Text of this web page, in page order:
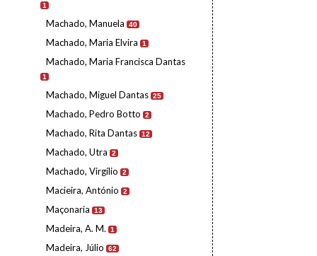
1
Machado, Manuela 40
Machado, Maria Elvira 1
Machado, Maria Francisca Dantas
1
Machado, Miguel Dantas 25
Machado, Pedro Botto 2
Machado, Rita Dantas 12
Machado, Utra 2
Machado, Virgílio 2
Macieira, António 2
Maçonaria 13
Madeira, A. M. 1
Madeira, Júlio 62